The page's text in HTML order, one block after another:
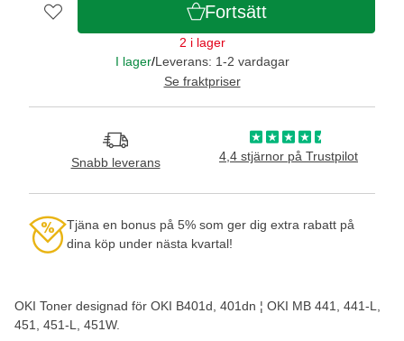
OKI Toner designad för OKI B401d, 401dn ¦ OKI MB 441, 441-L,
451, 451-L, 451W.
Fortsätt
2 i lager
I lager/Leverans: 1-2 vardagar
Se fraktpriser
Snabb leverans 4,4 stjärnor på Trustpilot
Tjäna en bonus på 5% som ger dig extra rabatt på
dina köp under nästa kvartal!